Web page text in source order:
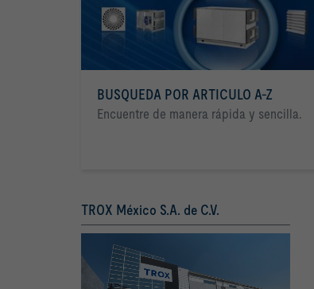
BUSQUEDA POR ARTICULO A-Z
Encuentre de manera rápida y sencilla.
TROX México S.A. de C.V.